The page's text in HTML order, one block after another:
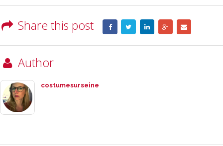
Share this post
Author
costumesurseine